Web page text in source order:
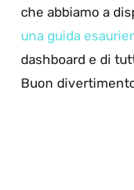
che abbiamo a
una guida
dashboard e di
Buon